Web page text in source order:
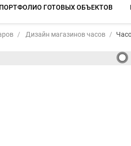
ПОРТФОЛИО ГОТОВЫХ ОБЪЕКТОВ
Дизайн магазинов часов